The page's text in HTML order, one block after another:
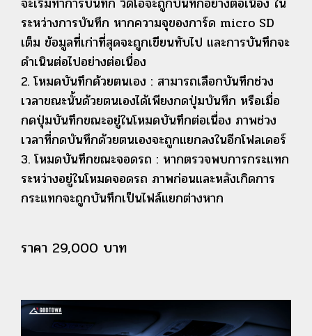
ระหว่างการบันทึก หากความจุของการ์ด micro SD
เต็ม ข้อมูลที่เก่าที่สุดจะถูกเขียนทับไป และการบันทึกจะ
ดำเนินต่อไปอย่างต่อเนื่อง
2. โหมดบันทึกด้วยตนเอง : สามารถเลือกบันทึกช่วง
เวลาขณะนั้นด้วยตนเองได้เพียงกดปุ่มบันทึก หรือเมื่อ
กดปุ่มบันทึกขณะอยู่ในโหมดบันทึกต่อเนื่อง ภาพช่วง
เวลาที่กดบันทึกด้วยตนเองจะถูกแยกลงในอีกโฟลเดอร์
3. โหมดบันทึกขณะจอดรถ : หากตรวจพบการกระแทก
ระหว่างอยู่ในโหมดจอดรถ ภาพก่อนและหลังเกิดการ
กระแทกจะถูกบันทึกเป็นไฟล์แยกต่างหาก
ราคา 29,000 บาท